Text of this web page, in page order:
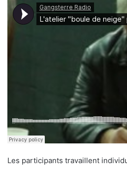
Les participants travaillent